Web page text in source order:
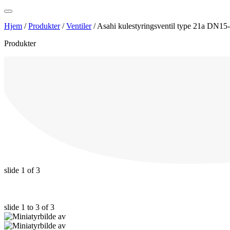
Hjem /Produkter/Ventiler/Asahi kulestyringsventil type 21a
Produkter
slide 1 of 3
slide 1 to 3 of 3